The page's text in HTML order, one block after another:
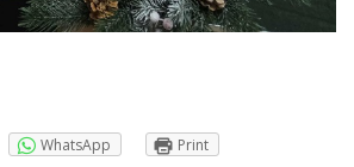
WhatsApp Print